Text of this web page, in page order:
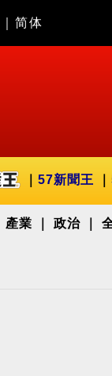
简体
57新聞王
產業 政治